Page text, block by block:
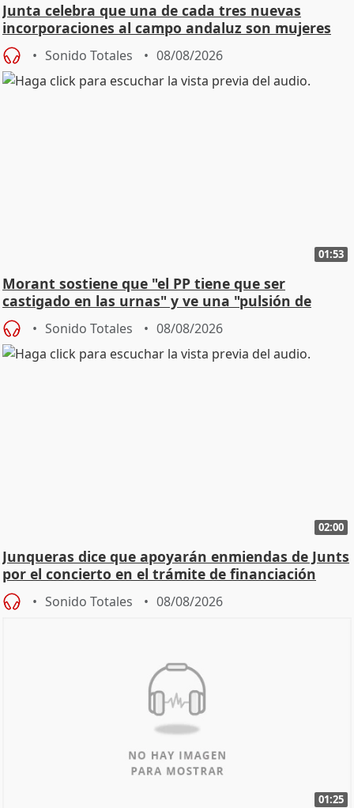
Junta celebra que una de cada tres nuevas
incorporaciones al campo andaluz son mujeres
jóvenes
Sonido Totales 08/08/2026
01:53
Morant sostiene que "el PP tiene que ser
castigado en las urnas" y ve una "pulsión de
cambio"
Sonido Totales 08/08/2026
02:00
Junqueras dice que apoyarán enmiendas de Junts
por el concierto en el trámite de financiación
Sonido Totales 08/08/2026
01:25